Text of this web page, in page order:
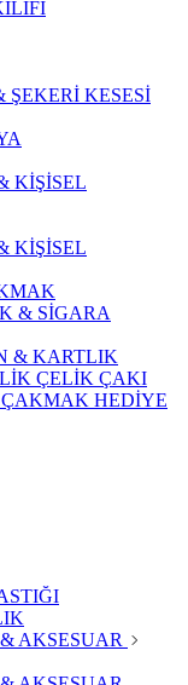
KESESİ
KİŞİSEL
KİŞİSEL
& SİGARA
& KARTLIK
ÇELİK ÇAKI
HEDİYE
AKSESUAR